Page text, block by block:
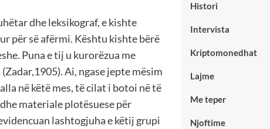
dhe leksikograf, e kishte
për së afërmi. Kështu kishte bërë
Puna e tij u kurorëzua me
Ai, ngase jepte mësim
në këtë mes, të cilat i botoi në të
materiale plotësuese për
lashtogjuha e këtij grupi
Histori
Intervista
Kriptomonedhat
Lajme
Me teper
Njoftime